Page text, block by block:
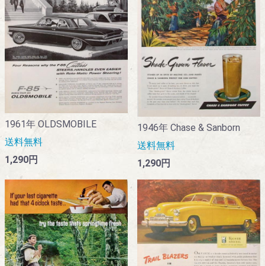
1961年 OLDSMOBILE
送料無料
1,290円
1946年 Chase & Sanborn
送料無料
1,290円